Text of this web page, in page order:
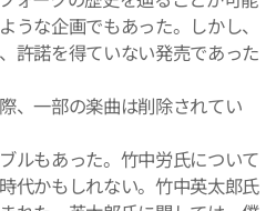
うな企画でもあった。しかし、
許諾を得ていない発売であった
、一部の楽曲は削除されてい
ルもあった。竹中労氏について
代かもしれない。竹中英太郎氏